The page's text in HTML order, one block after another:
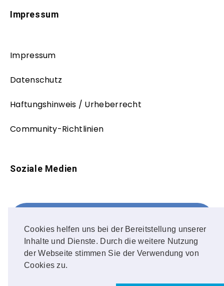
Cookies helfen uns bei der Bereitstellung unserer
Inhalte und Dienste. Durch die weitere Nutzung
der Webseite stimmen Sie der Verwendung von
Cookies zu.
Impressum
Impressum
Datenschutz
Haftungshinweis / Urheberrecht
Community-Richtlinien
Soziale Medien
FOLLOW ME!
Instagram
OUR PHOTOS!